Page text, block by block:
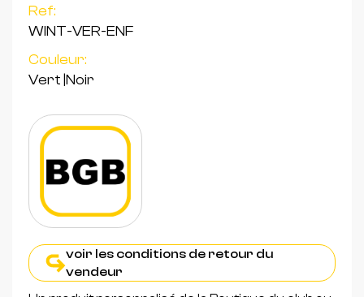
Ref:
WINT-VER-ENF
Couleur:
Vert Noir
voir les conditions de retour du
vendeur